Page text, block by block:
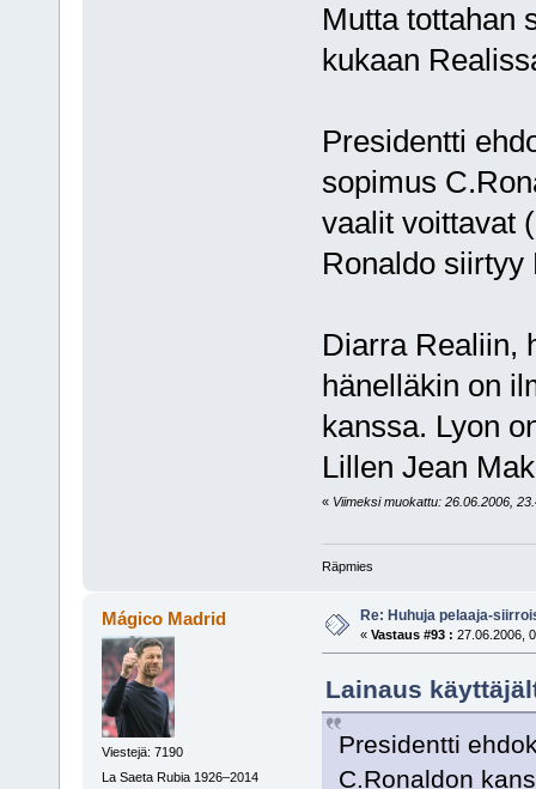
Mutta tottahan
kukaan
Presidentti
sopimus
vaalit voittavat
Ronaldo siirtyy
Diarra Realiin,
hänelläkin on
kanssa. Lyon
Lillen Jean
« Viimeksi muokattu: 26.06.2006,
Räpmies
Mágico Madrid
Viestejä: 7190
La Saeta Rubia 1926–2014
Re: Huhuja pelaaja-
« Vastaus #93 : 27.06.2006,
Lainaus
Presidentti
C.Ronaldon